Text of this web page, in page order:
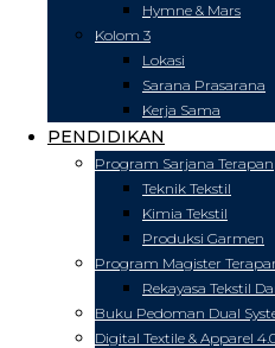
Hymne & Mars
Kolom 3
Lokasi
Sarana Prasarana
Kerja Sama
PENDIDIKAN
Program Sarjana Terapan
Teknik Tekstil
Kimia Tekstil
Produksi Garmen
Program Magister
Rekayasa Tekstil
Buku Pedoman Dual
Digital Textile & Apparel